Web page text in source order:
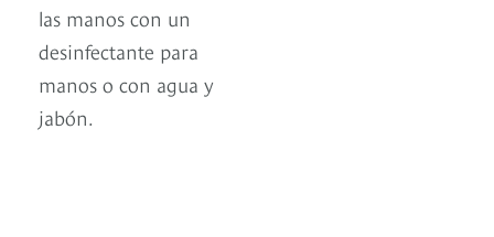
las manos con un
desinfectante para
manos o con agua y
jabón.